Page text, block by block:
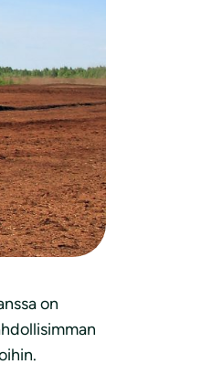
vältyttäisiin.
viime
käytölle”,
on